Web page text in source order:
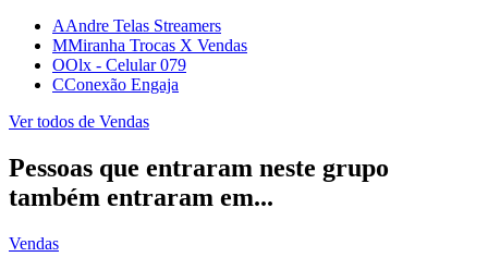
AAndre Telas Streamers
MMiranha Trocas X Vendas
OOlx - Celular 079
CConexão Engaja
Ver todos de Vendas
Pessoas que entraram neste grupo
também entraram em...
Vendas